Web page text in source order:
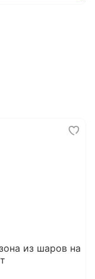
из шаров на